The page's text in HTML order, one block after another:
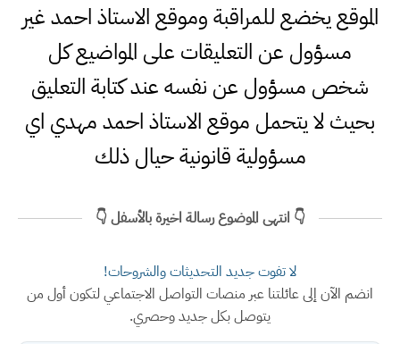
الموقع يخضع للمراقبة وموقع الاستاذ احمد غير
مسؤول عن التعليقات على المواضيع كل
شخص مسؤول عن نفسه عند كتابة التعليق
بحيث لا يتحمل موقع الاستاذ احمد مهدي اي
مسؤولية قانونية حيال ذلك
👇 انتهى الموضوع رسالة اخيرة بالأسفل 👇
لا تفوت جديد التحديثات والشروحات!
انضم الآن إلى عائلتنا عبر منصات التواصل الاجتماعي لتكون أول من
يتوصل بكل جديد وحصري.